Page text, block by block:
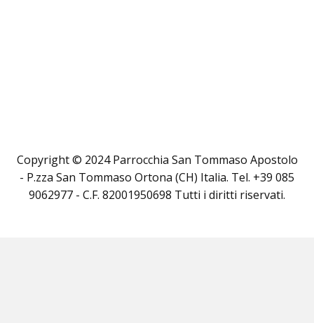
Copyright © 2024 Parrocchia San Tommaso Apostolo
- P.zza San Tommaso Ortona (CH) Italia. Tel. +39 085
9062977 - C.F. 82001950698 Tutti i diritti riservati.